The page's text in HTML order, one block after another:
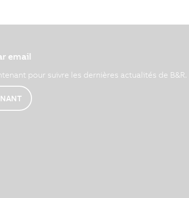
email
pour suivre les dernières actualités de B&R.